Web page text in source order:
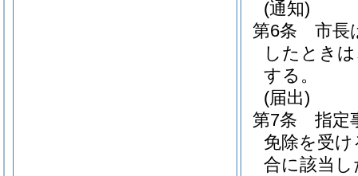
(通知)
第6条
市長
したとき
する。
(届出)
第7条
指定
免除を受
合に該当